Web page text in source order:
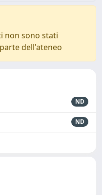
non sono stati
dell'ateneo
ND
ND